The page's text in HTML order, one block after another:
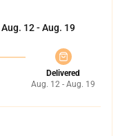
Aug. 12 - Aug. 19
Delivered
Aug. 12 - Aug. 19